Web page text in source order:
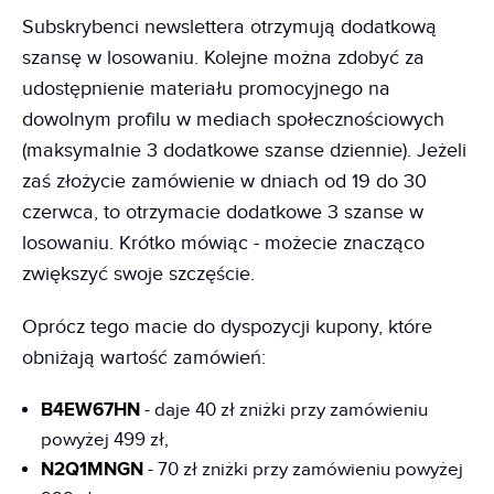
Subskrybenci newslettera otrzymują dodatkową
szansę w losowaniu. Kolejne można zdobyć za
udostępnienie materiału promocyjnego na
dowolnym profilu w mediach społecznościowych
(maksymalnie 3 dodatkowe szanse dziennie). Jeżeli
zaś złożycie zamówienie w dniach od 19 do 30
czerwca, to otrzymacie dodatkowe 3 szanse w
losowaniu. Krótko mówiąc - możecie znacząco
zwiększyć swoje szczęście.
Oprócz tego macie do dyspozycji kupony, które
obniżają wartość zamówień:
B4EW67HN - daje 40 zł zniżki przy zamówieniu
powyżej 499 zł,
N2Q1MNGN - 70 zł zniżki przy zamówieniu powyżej